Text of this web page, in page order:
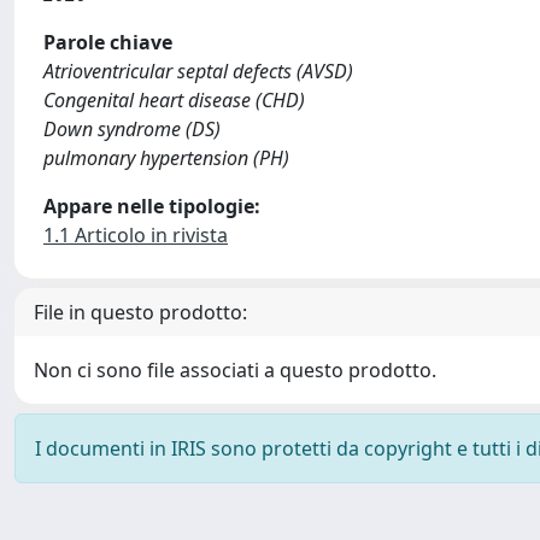
Parole chiave
Atrioventricular septal defects (AVSD)
Congenital heart disease (CHD)
Down syndrome (DS)
pulmonary hypertension (PH)
Appare nelle tipologie:
1.1 Articolo in rivista
File in questo prodotto:
Non ci sono file associati a questo prodotto.
I documenti in IRIS sono protetti da copyright e tutti i